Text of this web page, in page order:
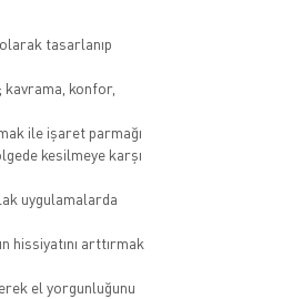
tasarlanıp
kavrama, konfor,
ile işaret parmağı
kesilmeye karşı
uygulamalarda
hissiyatını arttırmak
el yorgunluğunu